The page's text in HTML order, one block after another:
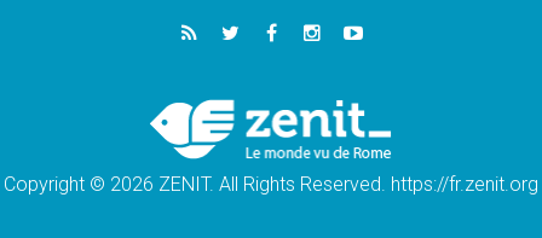
05.08.2026
Le nonce en Ukraine: «Il est inquiétant
Léon XIV au Pérou, une lueur d'espoir pour
un peuple en quête de paix
Copyright © 2026 ZENIT. All Rights Reserved. https://fr.zenit.org